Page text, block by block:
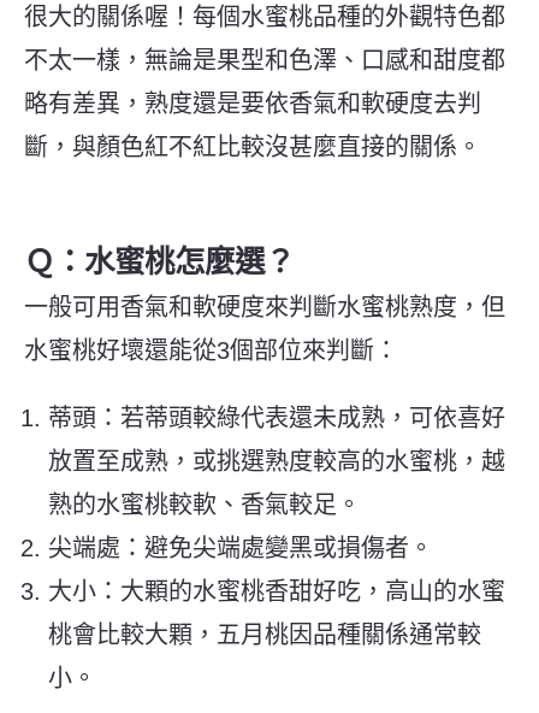
很大的關係喔！每個水蜜桃品種的外觀特色都
不太一樣，無論是果型和色澤、口感和甜度都
略有差異，熟度還是要依香氣和軟硬度去判
斷，與顏色紅不紅比較沒甚麼直接的關係。​​
Ｑ：水蜜桃怎麼選？
一般可用香氣和軟硬度來判斷水蜜桃熟度，但
水蜜桃好壞還能從3個部位來判斷：
蒂頭：若蒂頭較綠代表還未成熟，可依喜好
放置至成熟，或挑選熟度較高的水蜜桃，越
熟的水蜜桃較軟、香氣較足。
尖端處：避免尖端處變黑或損傷者。
大小：大顆的水蜜桃香甜好吃，高山的水蜜
桃會比較大顆，五月桃因品種關係通常較
小。